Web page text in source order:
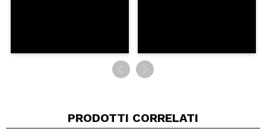
PRODOTTI CORRELATI